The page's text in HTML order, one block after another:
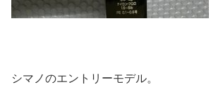
シマノのエントリーモデル。